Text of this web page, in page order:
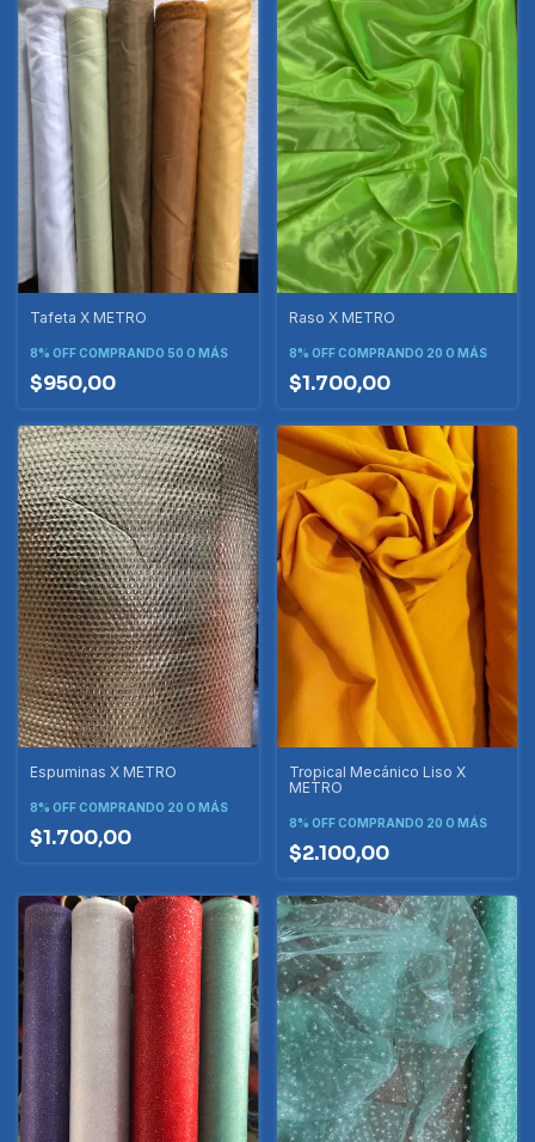
Tafeta X METRO
8% OFFCOMPRANDO 50 O MÁS
$950,00
Raso X METRO
8% OFF COMPRANDO 20 O MÁS
$1.700,00
Espuminas X METRO
8% OFFCOMPRANDO 20 O MÁS
$1.700,00
Tropical Mecánico Liso X
METRO
8% OFF COMPRANDO 20 O MÁS
$2.100,00